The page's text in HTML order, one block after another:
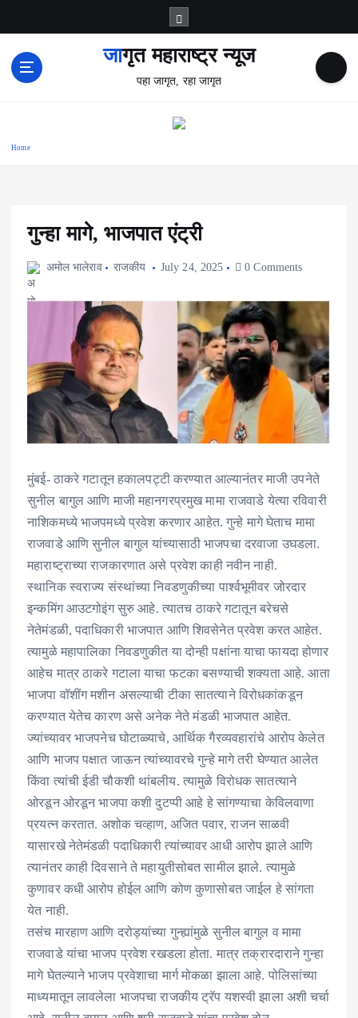
जागृत महाराष्ट्र न्यूज
पहा जागृत, रहा जागृत
Home
गुन्हा मागे, भाजपात एंट्री
अमोल भालेराव राजकीय July 24, 2025 0 Comments
मुंबई- ठाकरे गटातून हकालपट्टी करण्यात आल्यानंतर माजी उपनेते
सुनील बागुल आणि माजी महानगरप्रमुख मामा राजवाडे येत्या रविवारी
नाशिकमध्ये भाजपमध्ये प्रवेश करणार आहेत. गुन्हे मागे घेताच मामा
राजवाडे आणि सुनील बागुल यांच्यासाठी भाजपचा दरवाजा उघडला.
महाराष्ट्राच्या राजकारणात असे प्रवेश काही नवीन नाही.
स्थानिक स्वराज्य संस्थांच्या निवडणुकीच्या पार्श्वभूमीवर जोरदार
इन्कमिंग आउटगोइंग सुरु आहे. त्यातच ठाकरे गटातून बरेचसे
नेतेमंडळी, पदाधिकारी भाजपात आणि शिवसेनेत प्रवेश करत आहेत.
त्यामुळे महापालिका निवडणुकीत या दोन्ही पक्षांना याचा फायदा होणार
आहेच मात्र ठाकरे गटाला याचा फटका बसण्याची शक्यता आहे. आता
भाजपा वॉशींग मशीन असल्याची टीका सातत्याने विरोधकांकडून
करण्यात येतेच कारण असे अनेक नेते मंडळी भाजपात आहेत.
ज्यांच्यावर भाजपनेच घोटाळ्याचे, आर्थिक गैरव्यवहारांचे आरोप केलेत
आणि भाजप पक्षात जाऊन त्यांच्यावरचे गुन्हे मागे तरी घेण्यात आलेत
किंवा त्यांची ईडी चौकशी थांबलीय. त्यामुळे विरोधक सातत्याने
ओरडून ओरडून भाजपा कशी दुटप्पी आहे हे सांगण्याचा केविलवाणा
प्रयत्न करतात. अशोक चव्हाण, अजित पवार, राजन साळवी
यासारखे नेतेमंडळी पदाधिकारी त्यांच्यावर आधी आरोप झाले आणि
त्यानंतर काही दिवसाने ते महायुतीसोबत सामील झाले. त्यामुळे
कुणावर कधी आरोप होईल आणि कोण कुणासोबत जाईल हे सांगता
येत नाही.
तसंच मारहाण आणि दरोड्यांच्या गुन्ह्यांमुळे सुनील बागुल व मामा
राजवाडे यांचा भाजप प्रवेश रखडला होता. मात्र तक्रारदाराने गुन्हा
मागे घेतल्याने भाजप प्रवेशाचा मार्ग मोकळा झाला आहे. पोलिसांच्या
माध्यमातून लावलेला भाजपचा राजकीय ट्रॅप यशस्वी झाला अशी चर्चा